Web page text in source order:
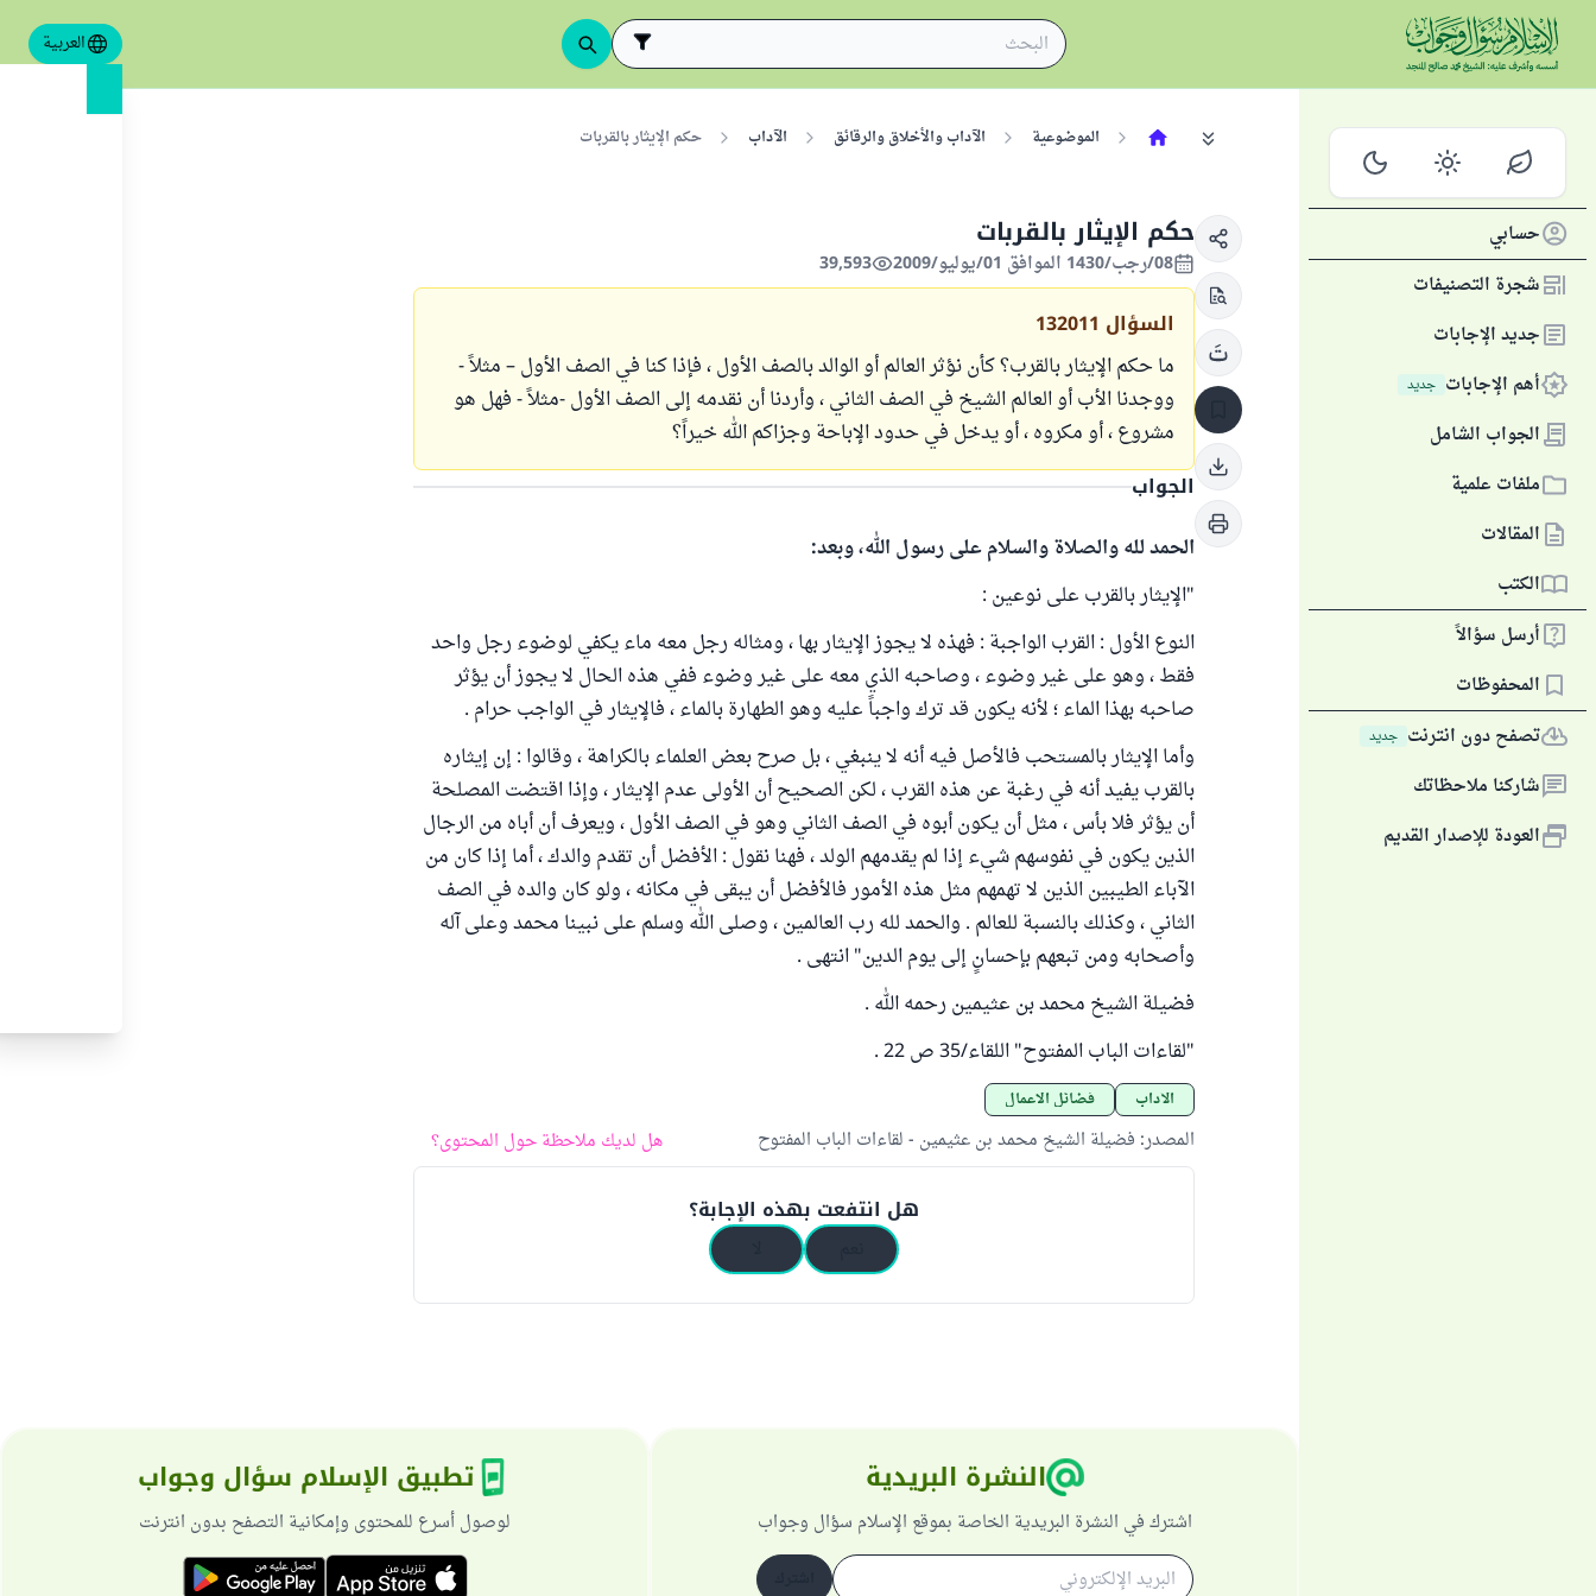
العربية
حسابي
شجرة التصنيفات
جديد الإجابات
أهم الإجابات جديد
الجواب الشامل
ملفات علمية
المقالات
الكتب
أرسل سؤالاً
المحفوظات
تصفح دون انترنت جديد
شاركنا ملاحظاتك
العودة للإصدار القديم
الموضوعية الآداب والأخلاق والرقائق الآداب حكم الإيثار بالقربات
حكم الإيثار بالقربات
08/رجب/1430 الموافق 01/يوليو/2009 39,593
السؤال 132011
ما حكم الإيثار بالقرب؟ كأن نؤثر العالم أو الوالد بالصف الأول ، فإذا كنا في الصف الأول – مثلاً -
ووجدنا الأب أو العالم الشيخ في الصف الثاني ، وأردنا أن نقدمه إلى الصف الأول -مثلاً - فهل هو
مشروع ، أو مكروه ، أو يدخل في حدود الإباحة وجزاكم الله خيراً؟
الجواب
الحمد لله والصلاة والسلام على رسول الله، وبعد:
"الإيثار بالقرب على نوعين :
النوع الأول : القرب الواجبة : فهذه لا يجوز الإيثار بها ، ومثاله رجل معه ماء يكفي لوضوء رجل واحد
فقط ، وهو على غير وضوء ، وصاحبه الذي معه على غير وضوء ففي هذه الحال لا يجوز أن يؤثر
صاحبه بهذا الماء ؛ لأنه يكون قد ترك واجباً عليه وهو الطهارة بالماء ، فالإيثار في الواجب حرام .
وأما الإيثار بالمستحب فالأصل فيه أنه لا ينبغي ، بل صرح بعض العلماء بالكراهة ، وقالوا : إن إيثاره
بالقرب يفيد أنه في رغبة عن هذه القرب ، لكن الصحيح أن الأولى عدم الإيثار ، وإذا اقتضت المصلحة
أن يؤثر فلا بأس ، مثل أن يكون أبوه في الصف الثاني وهو في الصف الأول ، ويعرف أن أباه من الرجال
الذين يكون في نفوسهم شيء إذا لم يقدمهم الولد ، فهنا نقول : الأفضل أن تقدم والدك ، أما إذا كان من
الآباء الطيبين الذين لا تهمهم مثل هذه الأمور فالأفضل أن يبقى في مكانه ، ولو كان والده في الصف
الثاني ، وكذلك بالنسبة للعالم . والحمد لله رب العالمين ، وصلى الله وسلم على نبينا محمد وعلى آله
وأصحابه ومن تبعهم بإحسانٍ إلى يوم الدين" انتهى .
فضيلة الشيخ محمد بن عثيمين رحمه الله .
"لقاءات الباب المفتوح" اللقاء/35 ص 22 .
الآداب فضائل الأعمال
المصدر: فضيلة الشيخ محمد بن عثيمين - لقاءات الباب المفتوح هل لديك ملاحظة حول المحتوى؟
هل انتفعت بهذه الإجابة؟
النشرة البريدية
اشترك في النشرة البريدية الخاصة بموقع الإسلام سؤال وجواب
تطبيق الإسلام سؤال وجواب
لوصول أسرع للمحتوى وإمكانية التصفح بدون انترنت